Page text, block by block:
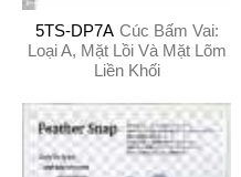
5TS-DP7A Cúc Bấm Vai:
Loại A, Mặt Lồi Và Mặt Lõm
Liền Khối